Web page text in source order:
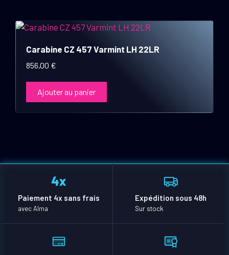
Carabine CZ 457 Varmint LH 22LR
856,00 €
Ajouter au panier
Paiement 4x sans frais
avec Alma
Expédition sous 48h
Sur stock